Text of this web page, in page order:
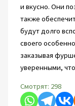
и вкусно. Они
также
будут долго
своего
заказывая
уверенными,
Смотрят: 298